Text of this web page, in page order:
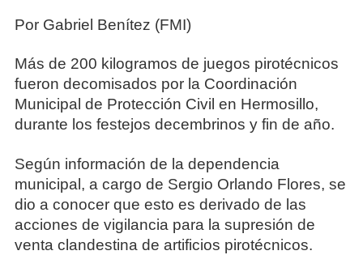
Por Gabriel Benítez (FMI)
Más de 200 kilogramos de juegos pirotécnicos
fueron decomisados por la Coordinación
Municipal de Protección Civil en Hermosillo,
durante los festejos decembrinos y fin de año.
Según información de la dependencia
municipal, a cargo de Sergio Orlando Flores, se
dio a conocer que esto es derivado de las
acciones de vigilancia para la supresión de
venta clandestina de artificios pirotécnicos.